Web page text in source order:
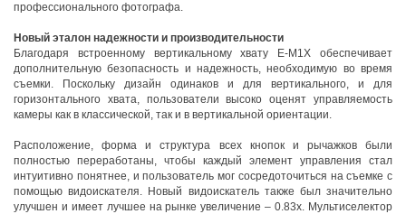
профессионального фотографа.
Новый эталон надежности и производительности
Благодаря встроенному вертикальному хвату E-M1X обеспечивает
дополнительную безопасность и надежность, необходимую во время
съемки. Поскольку дизайн одинаков и для вертикального, и для
горизонтального хвата, пользователи высоко оценят управляемость
камеры как в классической, так и в вертикальной ориентации.
Расположение, форма и структура всех кнопок и рычажков были
полностью переработаны, чтобы каждый элемент управления стал
интуитивно понятнее, и пользователь мог сосредоточиться на съемке с
помощью видоискателя. Новый видоискатель также был значительно
улучшен и имеет лучшее на рынке увеличение – 0.83х. Мультиселектор